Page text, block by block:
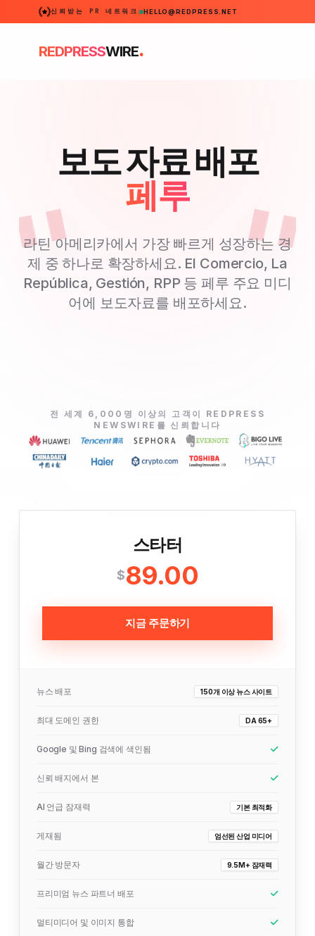
신뢰받는 PR 네트워크 HELLO@REDPRESS.NET
REDPRESSWIRE.
보도 자료 배포
페루
라틴 아메리카에서 가장 빠르게 성장하는 경
제 중 하나로 확장하세요. El Comercio, La
República, Gestión, RPP 등 페루 주요 미디
어에 보도자료를 배포하세요.
전 세계 6,000명 이상의 고객이 REDPRESS
NEWSWIRE를 신뢰합니다
스타터
$89.00
지금 주문하기
뉴스 배포 150개 이상 뉴스 사이트
최대 도메인 권한 DA 65+
Google 및 Bing 검색에 색인됨
신뢰 배지에서 본
AI 언급 잠재력 기본 최적화
게재됨 엄선된 산업 미디어
월간 방문자 9.5M+ 잠재력
프리미엄 뉴스 파트너 배포
멀티미디어 및 이미지 통합